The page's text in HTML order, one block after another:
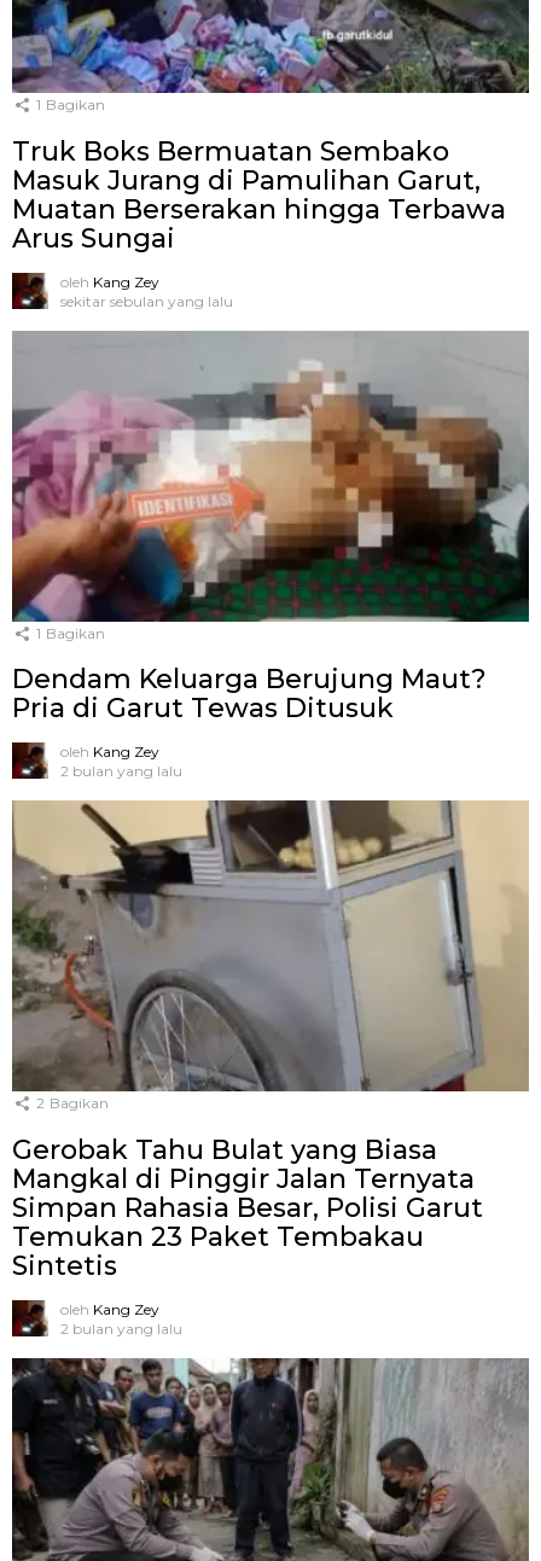
1 Bagikan
Truk Boks Bermuatan Sembako
Masuk Jurang di Pamulihan Garut,
Muatan Berserakan hingga Terbawa
Arus Sungai
oleh Kang Zey
sekitar sebulan yang lalu
1 Bagikan
Dendam Keluarga Berujung Maut?
Pria di Garut Tewas Ditusuk
oleh Kang Zey
2 bulan yang lalu
2 Bagikan
Gerobak Tahu Bulat yang Biasa
Mangkal di Pinggir Jalan Ternyata
Simpan Rahasia Besar, Polisi Garut
Temukan 23 Paket Tembakau
Sintetis
oleh Kang Zey
2 bulan yang lalu